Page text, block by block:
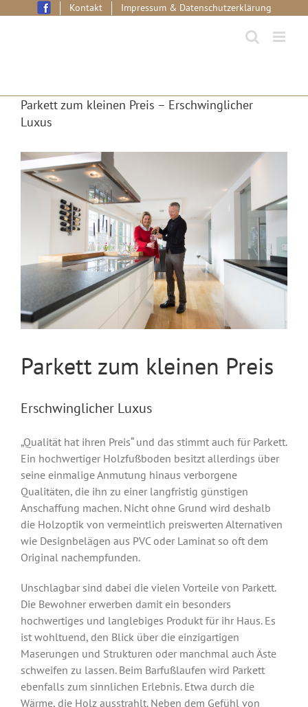
Kontakt Impressum & Datenschutzerklärung
Parkett zum kleinen Preis – Erschwinglicher
Luxus
View
Larger
Parkett zum kleinen Preis
Erschwinglicher Luxus
„Qualität hat ihren Preis“ und das stimmt auch für Parkett.
Ein hochwertiger Holzfußboden besitzt allerdings über
seine einmalige Anmutung hinaus verborgene
Qualitäten, die ihn zu einer langfristig günstigen
Anschaffung machen. Nicht ohne Grund wird deshalb
die Holzoptik von vermeintlich preiswerten Alternativen
wie Designbelägen aus PVC oder Laminat so oft dem
Original nachempfunden.
Unschlagbar sind dabei die vielen Vorteile von Parkett.
Die Bewohner erwerben damit ein besonders
hochwertiges und langlebiges Produkt für ihr Haus. Es
ist wohltuend, den Blick über die einzigartigen
Maserungen und Strukturen oder manchmal auch Äste
schweifen zu lassen. Beim Barfußlaufen wird Parkett
ebenfalls zum sinnlichen Erlebnis. Etwa durch die
Wärme, die Holz ausstrahlt. Neben dem Gefühl von